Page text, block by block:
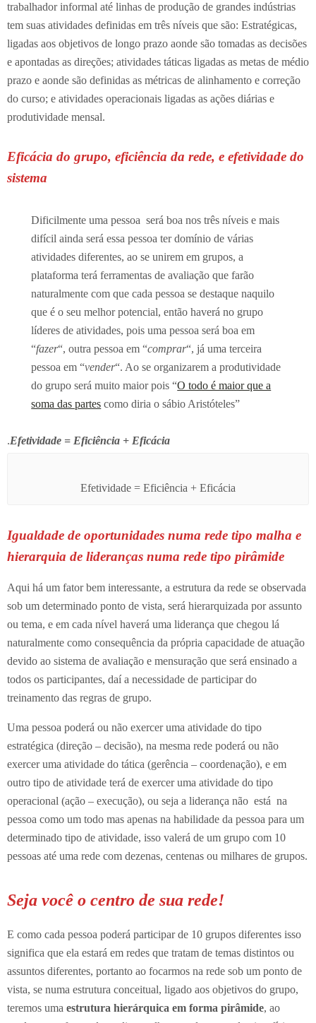
trabalhador informal até linhas de produção de grandes indústrias
tem suas atividades definidas em três níveis que são: Estratégicas,
ligadas aos objetivos de longo prazo aonde são tomadas as decisões
e apontadas as direções; atividades táticas ligadas as metas de médio
prazo e aonde são definidas as métricas de alinhamento e correção
do curso; e atividades operacionais ligadas as ações diárias e
produtividade mensal.
Eficácia do grupo, eficiência da rede, e efetividade do
sistema
Dificilmente uma pessoa será boa nos três níveis e mais
difícil ainda será essa pessoa ter domínio de várias
atividades diferentes, ao se unirem em grupos, a
plataforma terá ferramentas de avaliação que farão
naturalmente com que cada pessoa se destaque naquilo
que é o seu melhor potencial, então haverá no grupo
líderes de atividades, pois uma pessoa será boa em
“fazer“, outra pessoa em “comprar“, já uma terceira
pessoa em “vender“. Ao se organizarem a produtividade
do grupo será muito maior pois “O todo é maior que a
soma das partes como diria o sábio Aristóteles”
.Efetividade = Eficiência + Eficácia
Efetividade = Eficiência + Eficácia
Igualdade de oportunidades numa rede tipo malha e
hierarquia de lideranças numa rede tipo pirâmide
Aqui há um fator bem interessante, a estrutura da rede se observada
sob um determinado ponto de vista, será hierarquizada por assunto
ou tema, e em cada nível haverá uma liderança que chegou lá
naturalmente como consequência da própria capacidade de atuação
devido ao sistema de avaliação e mensuração que será ensinado a
todos os participantes, daí a necessidade de participar do
treinamento das regras de grupo.
Uma pessoa poderá ou não exercer uma atividade do tipo
estratégica (direção – decisão), na mesma rede poderá ou não
exercer uma atividade do tática (gerência – coordenação), e em
outro tipo de atividade terá de exercer uma atividade do tipo
operacional (ação – execução), ou seja a liderança não está na
pessoa como um todo mas apenas na habilidade da pessoa para um
determinado tipo de atividade, isso valerá de um grupo com 10
pessoas até uma rede com dezenas, centenas ou milhares de grupos.
Seja você o centro de sua rede!
E como cada pessoa poderá participar de 10 grupos diferentes isso
significa que ela estará em redes que tratam de temas distintos ou
assuntos diferentes, portanto ao focarmos na rede sob um ponto de
vista, se numa estrutura conceitual, ligado aos objetivos do grupo,
teremos uma estrutura hierárquica em forma pirâmide, ao